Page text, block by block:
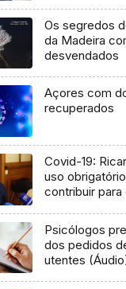
Os segredos
da Madeira
desvendados
Açores com
recuperados
Covid-19:
uso
contribuir
Psicólogos
dos pedidos
utentes